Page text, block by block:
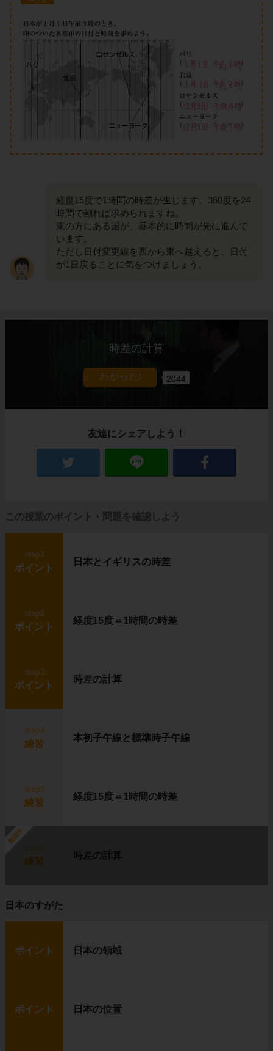
経度15度で1時間の時差が生じます。360度を24
時間で割れば求められますね。
東の方にある国が、基本的に時間が先に進んで
います。
ただし日付変更線を西から東へ越えると、日付
が1日戻ることに気をつけましょう。
時差の計算
2044
友達にシェアしよう！
この授業のポイント・問題を確認しよう
step1
ポイント
日本とイギリスの時差
step2
ポイント
経度15度＝1時間の時差
step3
ポイント
時差の計算
step4
練習
本初子午線と標準時子午線
step5
練習
経度15度＝1時間の時差
勉強中
練習
時差の計算
日本のすがた
ポイント 日本の領域
ポイント 日本の位置